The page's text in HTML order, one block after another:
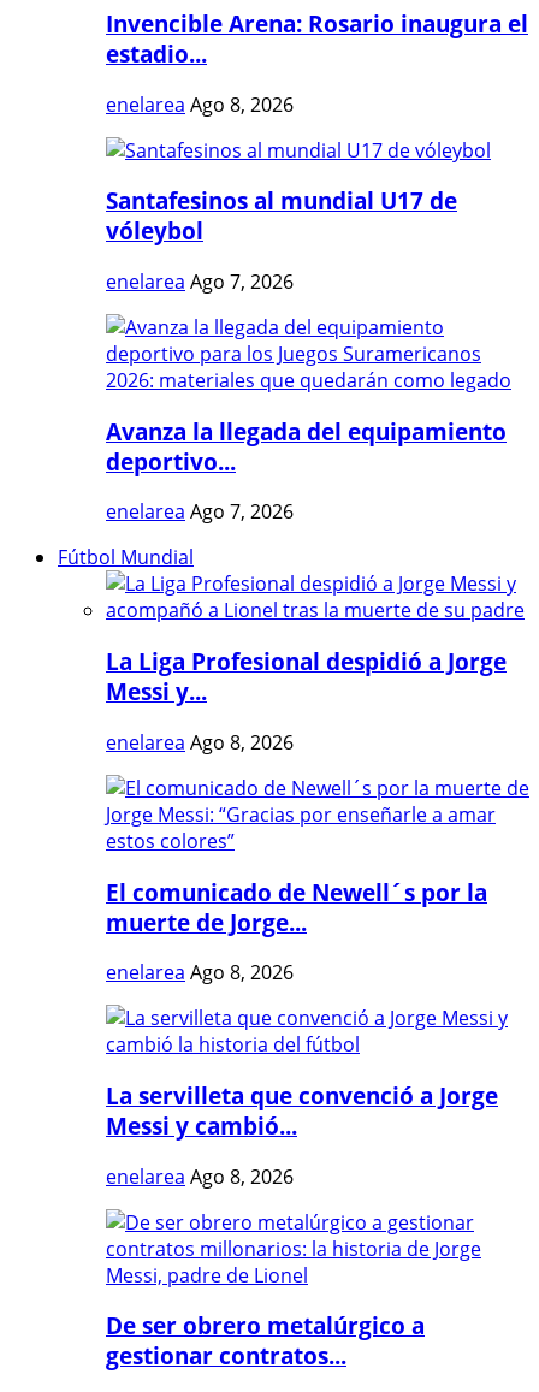
Invencible Arena: Rosario inaugura el
estadio...
enelarea Ago 8, 2026
Santafesinos al mundial U17 de
vóleybol
enelarea Ago 7, 2026
Avanza la llegada del equipamiento
deportivo...
enelarea Ago 7, 2026
Fútbol Mundial
La Liga Profesional despidió a Jorge
Messi y...
enelarea Ago 8, 2026
El comunicado de Newell´s por la
muerte de Jorge...
enelarea Ago 8, 2026
La servilleta que convenció a Jorge
Messi y cambió...
enelarea Ago 8, 2026
De ser obrero metalúrgico a
gestionar contratos...